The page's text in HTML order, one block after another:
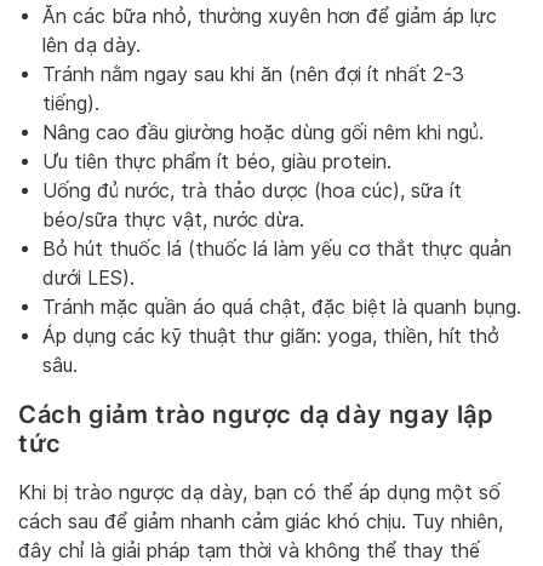
Ăn các bữa nhỏ, thường xuyên hơn để giảm áp lực
lên dạ dày.
Tránh nằm ngay sau khi ăn (nên đợi ít nhất 2-3
tiếng).
Nâng cao đầu giường hoặc dùng gối nêm khi ngủ.
Ưu tiên thực phẩm ít béo, giàu protein.
Uống đủ nước, trà thảo dược (hoa cúc), sữa ít
béo/sữa thực vật, nước dừa.
Bỏ hút thuốc lá (thuốc lá làm yếu cơ thắt thực quản
dưới LES).
Tránh mặc quần áo quá chật, đặc biệt là quanh bụng.
Áp dụng các kỹ thuật thư giãn: yoga, thiền, hít thở
sâu.
Cách giảm trào ngược dạ dày ngay lập
tức
Khi bị trào ngược dạ dày, bạn có thể áp dụng một số
cách sau để giảm nhanh cảm giác khó chịu. Tuy nhiên,
đây chỉ là giải pháp tạm thời và không thể thay thế